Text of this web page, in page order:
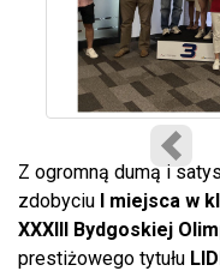
Z ogromną dumą i
zdobyciu I miejsca w
XXXIII Bydgoskiej
prestiżowego tytułu